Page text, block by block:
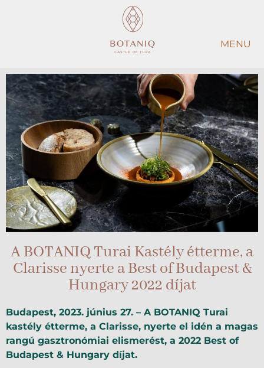
MENU
A BOTANIQ Turai Kastély étterme, a
Clarisse nyerte a Best of Budapest &
Hungary 2022 díjat
Budapest, 2023. június 27. – A BOTANIQ Turai
kastély étterme, a Clarisse, nyerte el idén a magas
rangú gasztronómiai elismerést, a 2022 Best of
Budapest & Hungary díjat.